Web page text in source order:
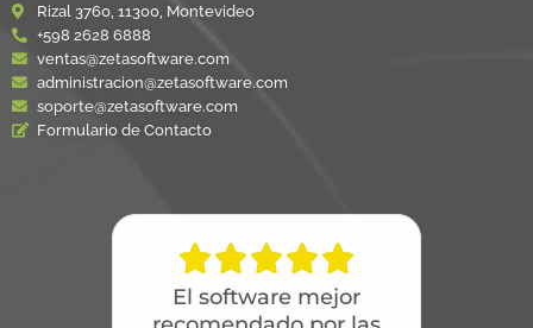
Rizal 3760, 11300, Montevideo
+598 2628 6888
ventas@zetasoftware.com
administracion@zetasoftware.com
soporte@zetasoftware.com
Formulario de Contacto

El software mejor